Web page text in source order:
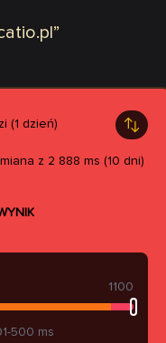
”
(1 dzień)
z 2 888 ms (10 dni)
1100
500 ms